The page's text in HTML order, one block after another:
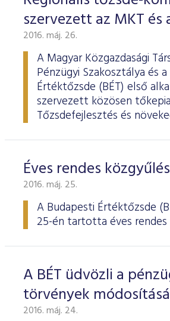
szervezett az MKT és
2016. máj. 26.
A Magyar Közgazdasági
Pénzügyi Szakosztálya és
Értéktőzsde (BÉT) első
szervezett közösen
Tőzsdefejlesztés és
Éves rendes
2016. máj. 25.
A Budapesti Értéktőzsde
25-én tartotta éves
A BÉT üdvözli a
törvények
2016. máj. 24.